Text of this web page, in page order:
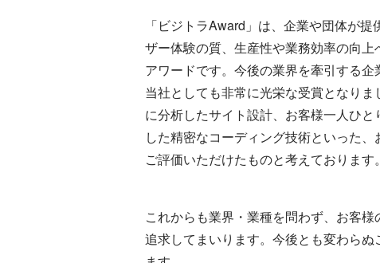
「ビジトラAward」は、企業や団体が
ザー体験の質、生産性や業務効率の向
アワードです。今後の業界を牽引する企
当社としても非常に光栄な受賞となり
に分析したサイト設計、お客様一人ひ
した精密なコーディング技術といった
ご評価いただけたものと考えております。
これからも業界・業種を問わず、お客
追求してまいります。今後とも変わら